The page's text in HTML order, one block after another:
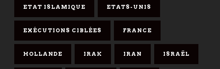
ETAT ISLAMIQUE ETATS-UNIS
EXÉCUTIONS CIBLÉES FRANCE
HOLLANDE IRAK IRAN ISRAËL